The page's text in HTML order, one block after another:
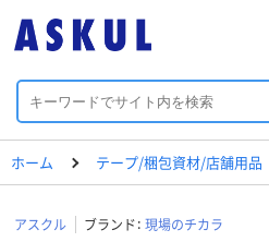
ホーム テープ/梱包資材/店舗用品
アスクル ブランド： 現場のチカラ